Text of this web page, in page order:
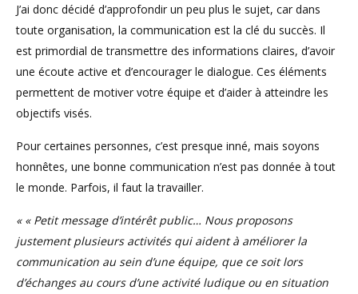
J’ai donc décidé d’approfondir un peu plus le sujet, car dans
toute organisation, la communication est la clé du succès. Il
est primordial de transmettre des informations claires, d’avoir
une écoute active et d’encourager le dialogue. Ces éléments
permettent de motiver votre équipe et d’aider à atteindre les
objectifs visés.
Pour certaines personnes, c’est presque inné, mais soyons
honnêtes, une bonne communication n’est pas donnée à tout
le monde. Parfois, il faut la travailler.
« « Petit message d’intérêt public… Nous proposons
justement plusieurs activités qui aident à améliorer la
communication au sein d’une équipe, que ce soit lors
d’échanges au cours d’une activité ludique ou en situation